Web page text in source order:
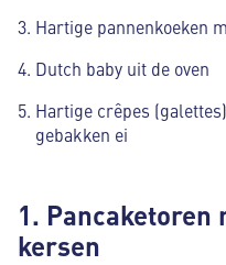
Hartige pannenkoeken
Dutch baby uit de oven
Hartige crêpes
gebakken ei
1. Pancaketoren
kersen